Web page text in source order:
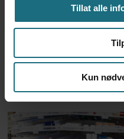
Tillat alle
Kun
3
1